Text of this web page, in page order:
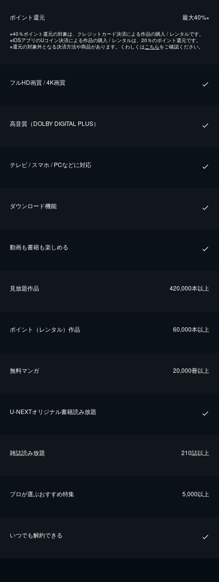
ポイント還元 最⼤40%※
※40％ポイント還元の対象は、クレジットカード決済による作品の購入 / レンタルです。
※iOSアプリのUコイン決済による作品の購入 / レンタルは、20％のポイント還元です。
※還元の対象外となる決済方法や商品があります。くわしくはこちらをご確認ください。
フルHD画質 / 4K画質
⾼⾳質（DOLBY DIGITAL PLUS）
テレビ / スマホ / PCなどに対応
ダウンロード機能
動画も書籍も楽しめる
⾒放題作品 420,000本以上
ポイント（レンタル）作品 60,000本以上
無料マンガ 20,000冊以上
U-NEXTオリジナル書籍読み放題
雑誌読み放題 210誌以上
プロが選ぶおすすめ特集 5,000以上
いつでも解約できる